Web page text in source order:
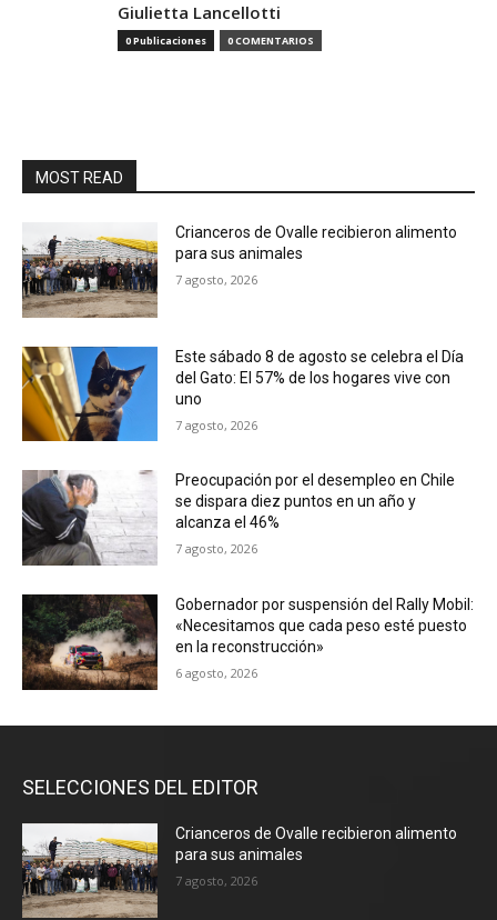
Giulietta Lancellotti
0 Publicaciones 0 COMENTARIOS
MOST READ
Crianceros de Ovalle recibieron alimento
para sus animales
7 agosto, 2026
Este sábado 8 de agosto se celebra el Día
del Gato: El 57% de los hogares vive con
uno
7 agosto, 2026
Preocupación por el desempleo en Chile
se dispara diez puntos en un año y
alcanza el 46%
7 agosto, 2026
Gobernador por suspensión del Rally Mobil:
«Necesitamos que cada peso esté puesto
en la reconstrucción»
6 agosto, 2026
SELECCIONES DEL EDITOR
Crianceros de Ovalle recibieron alimento
para sus animales
7 agosto, 2026